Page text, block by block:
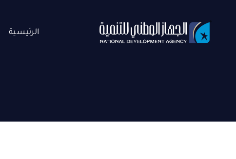
الرئيسية